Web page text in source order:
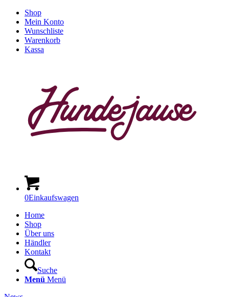
Shop
Mein Konto
Wunschliste
Warenkorb
Kassa
0Einkaufswagen
Home
Shop
Über uns
Händler
Kontakt
Suche
Menü Menü